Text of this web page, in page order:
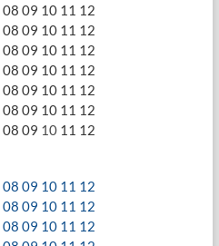
08 09 10 11 12
08 09 10 11 12
08 09 10 11 12
08 09 10 11 12
08 09 10 11 12
08 09 10 11 12
08 09 10 11 12
08 09 10 11 12
08 09 10 11 12
08 09 10 11 12